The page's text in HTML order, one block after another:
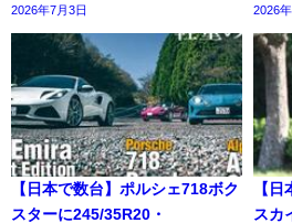
2026年7月3日 2026
【日本で数台】ポルシェ718ボク
スターに245/35R20・
【
スカ